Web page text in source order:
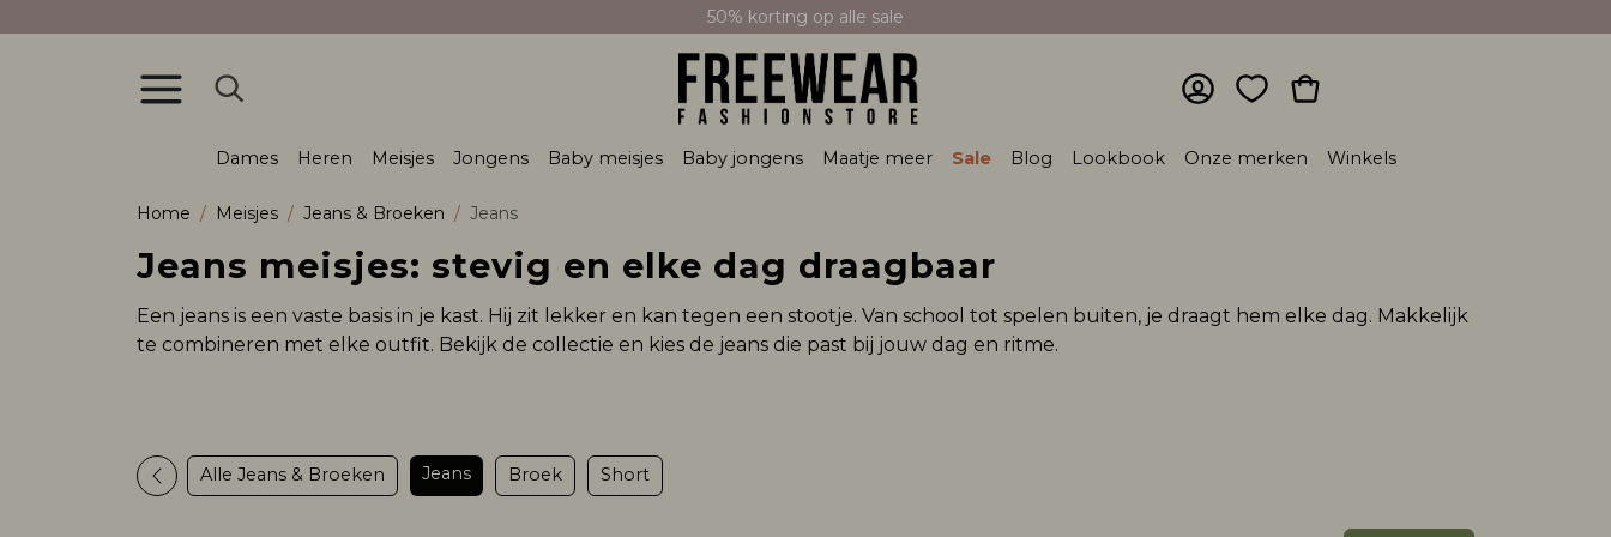
Gratis verzending vanaf 50 euro
Dames Heren Meisjes Jongens Baby meisjes Baby jongens Maatje meer Sale Blog Lookbook Onze merken Winkels
Home Meisjes Jeans & Broeken Jeans
Jeans meisjes: stevig en elke dag draagbaar
Een jeans is een vaste basis in je kast. Hij zit lekker en kan tegen een stootje. Van school tot spelen buiten, je draagt hem elke dag. Makkelijk
te combineren met elke outfit. Bekijk de collectie en kies de jeans die past bij jouw dag en ritme.
Alle Jeans & Broeken Broek
Jeans Short